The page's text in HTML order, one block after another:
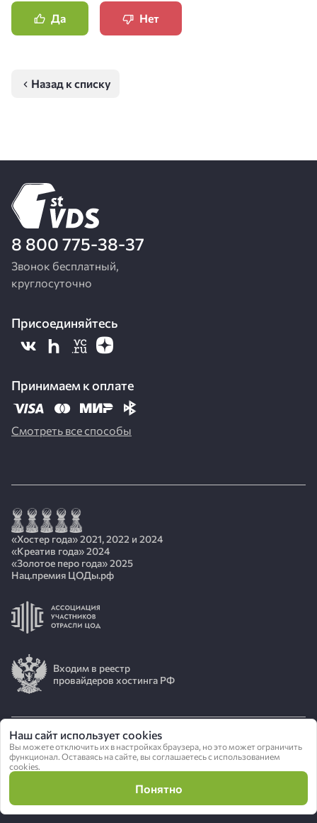
Да Нет
Назад к списку
8 800 775-38-37
Звонок бесплатный,
круглосуточно
Присоединяйтесь
Принимаем к оплате
Смотреть все способы
«Хостер года» 2021, 2022 и 2024
«Креатив года» 2024
«Золотое перо года» 2025
Нац.премия ЦОДы.рф
Входим в реестр
провайдеров хостинга РФ
© 2026 АО «ИОТ»
Политика конфиденциальности
Сделано в
Наш сайт использует cookies
Вы можете отключить их в настройках браузера, но это может ограничить
функционал. Оставаясь на сайте, вы соглашаетесь с использованием
cookies.
Понятно